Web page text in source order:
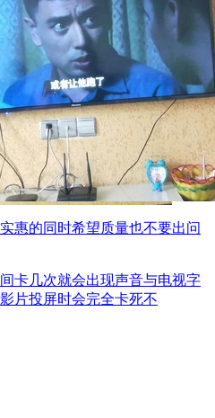
惠的同时希望质量也不要出问
卡几次就会出现声音与电视字
片投屏时会完全卡死不